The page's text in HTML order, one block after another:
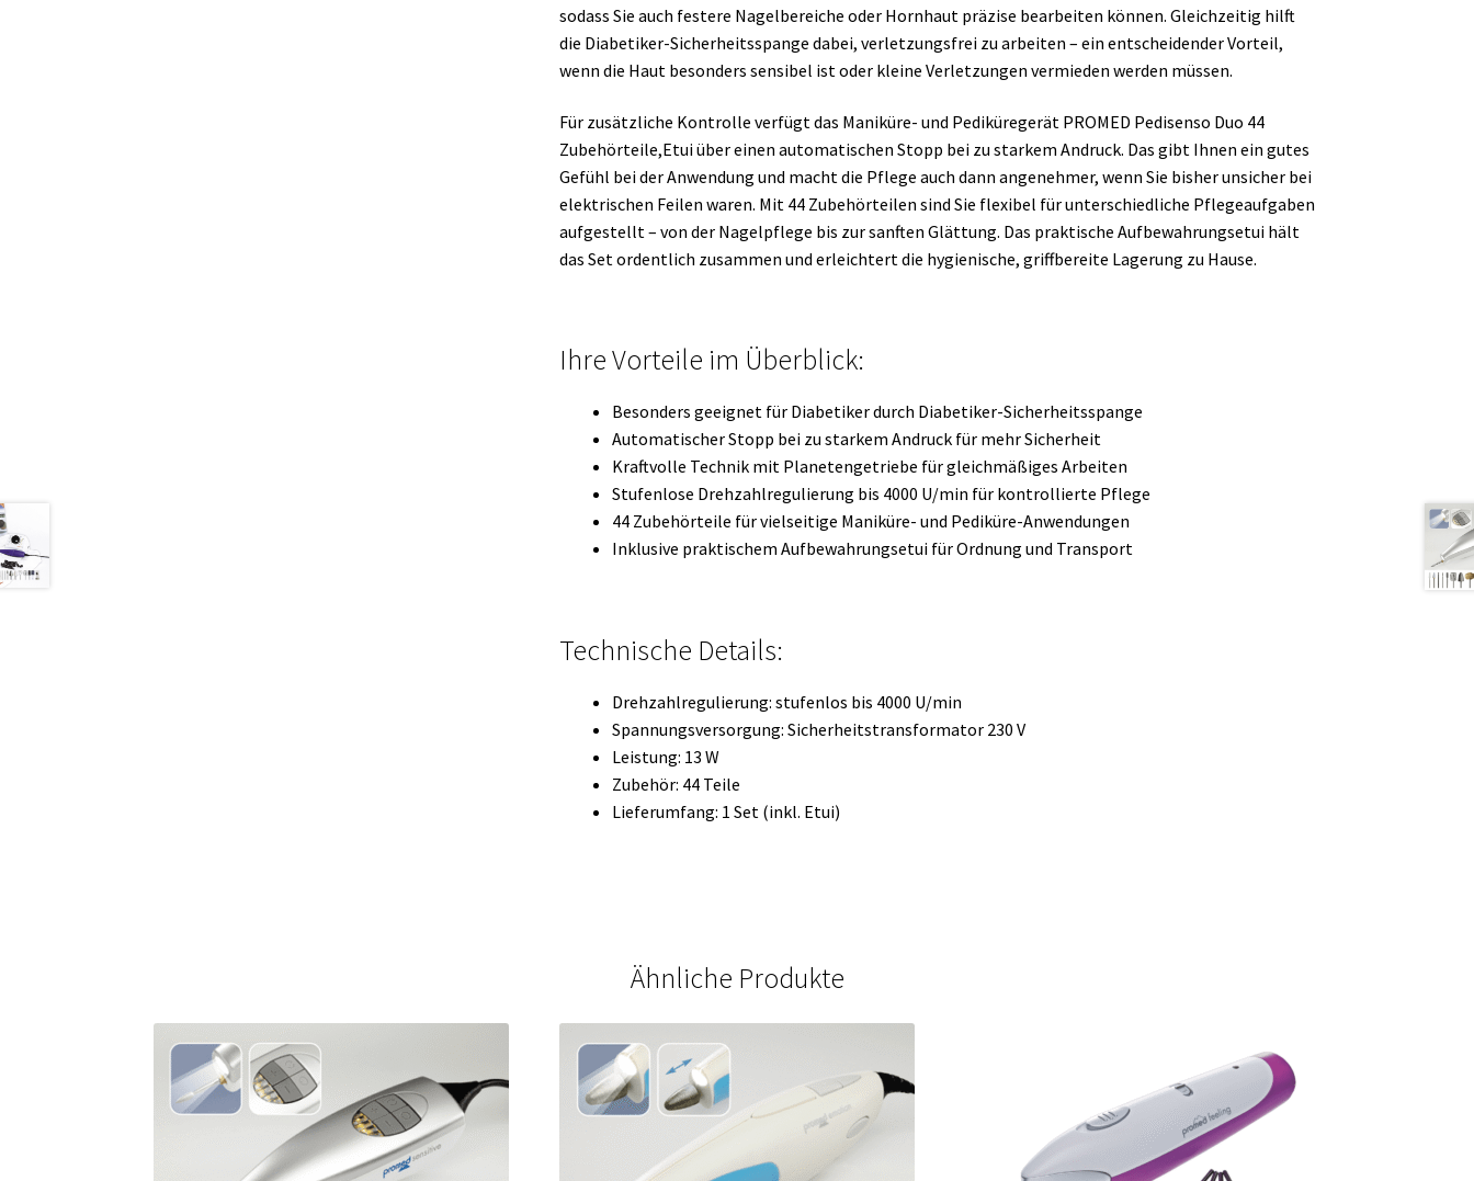
sodass Sie auch festere Nagelbereiche oder Hornhaut präzise bearbeiten können. Gleichzeitig hilft
die Diabetiker-Sicherheitsspange dabei, verletzungsfrei zu arbeiten – ein entscheidender Vorteil,
wenn die Haut besonders sensibel ist oder kleine Verletzungen vermieden werden müssen.
Für zusätzliche Kontrolle verfügt das Maniküre- und Pediküregerät PROMED Pedisenso Duo 44
Zubehörteile,Etui über einen automatischen Stopp bei zu starkem Andruck. Das gibt Ihnen ein gutes
Gefühl bei der Anwendung und macht die Pflege auch dann angenehmer, wenn Sie bisher unsicher bei
elektrischen Feilen waren. Mit 44 Zubehörteilen sind Sie flexibel für unterschiedliche Pflegeaufgaben
aufgestellt – von der Nagelpflege bis zur sanften Glättung. Das praktische Aufbewahrungsetui hält
das Set ordentlich zusammen und erleichtert die hygienische, griffbereite Lagerung zu Hause.
Ihre Vorteile im Überblick:
Besonders geeignet für Diabetiker durch Diabetiker-Sicherheitsspange
Automatischer Stopp bei zu starkem Andruck für mehr Sicherheit
Kraftvolle Technik mit Planetengetriebe für gleichmäßiges Arbeiten
Stufenlose Drehzahlregulierung bis 4000 U/min für kontrollierte Pflege
44 Zubehörteile für vielseitige Maniküre- und Pediküre-Anwendungen
Inklusive praktischem Aufbewahrungsetui für Ordnung und Transport
Technische Details:
Drehzahlregulierung: stufenlos bis 4000 U/min
Spannungsversorgung: Sicherheitstransformator 230 V
Leistung: 13 W
Zubehör: 44 Teile
Lieferumfang: 1 Set (inkl. Etui)
Ähnliche Produkte